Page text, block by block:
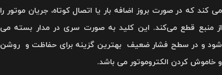
می کند که در صورت بروز اضافه بار یا اتصال کوتاه، جریان موتور را
از منبع قطع می‌کند. این کلید به صورت سری در مدار بسته می
شود و در سطح فشار ضعیف بهترین گزینه برای حفاظت و روشن
و خاموش کردن الکتروموتور می باشد.